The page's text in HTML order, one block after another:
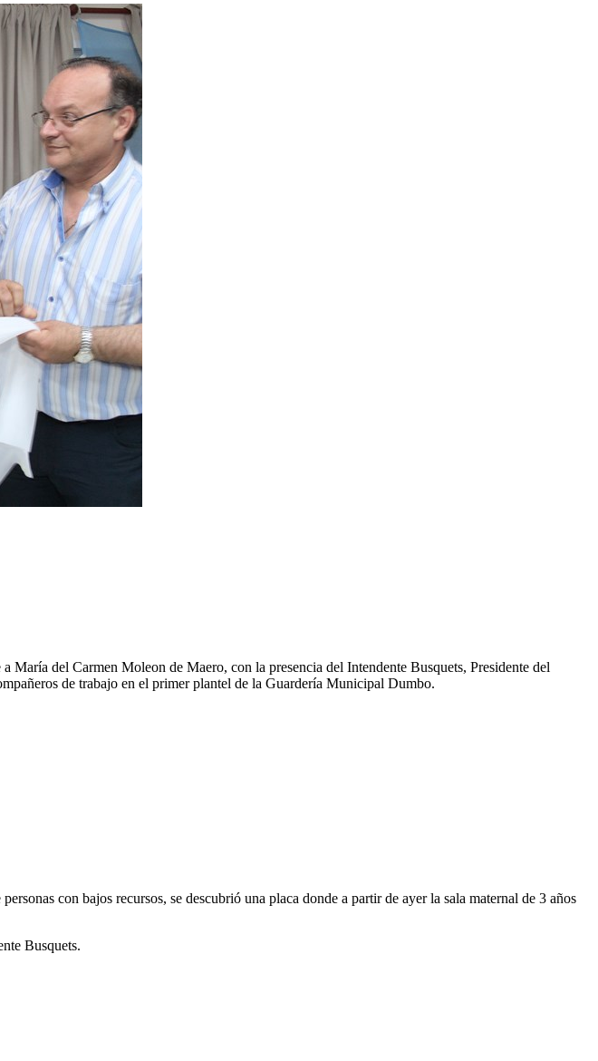
María del Carmen Moleon de Maero, con la presencia del Intendente Busquets, Presidente del
de trabajo en el primer plantel de la Guardería Municipal Dumbo.
con bajos recursos, se descubrió una placa donde a partir de ayer la sala maternal de 3 años
Busquets.